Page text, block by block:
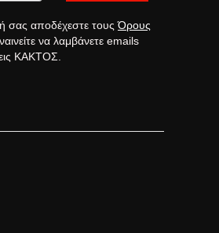
σας αποδέχεστε τουςΌρους
να λαμβάνετε emails
ΚΑΚΤΟΣ.